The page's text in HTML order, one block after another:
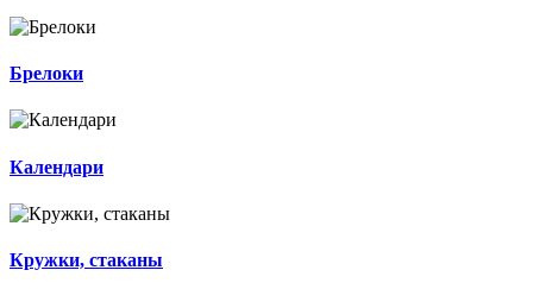
Брелоки
Календари
Кружки, стаканы